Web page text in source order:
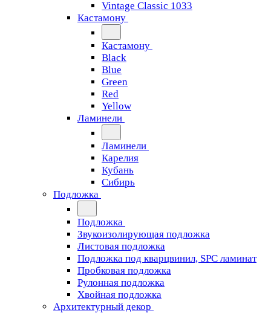
Vintage Classic 1033
Кастамону
Кастамону
Black
Blue
Green
Red
Yellow
Ламинели
Ламинели
Карелия
Кубань
Сибирь
Подложка
Подложка
Звукоизолирующая подложка
Листовая подложка
Подложка под кварцвинил, SPC ламинат
Пробковая подложка
Рулонная подложка
Хвойная подложка
Архитектурный декор